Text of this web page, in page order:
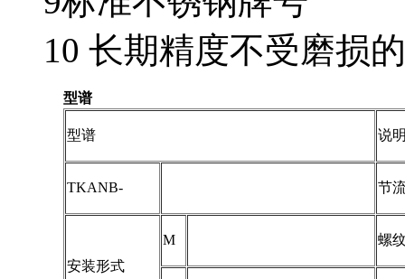
10 长期精度不受磨损
型谱
型谱 说
TKANB- 节
安装形式
M 螺